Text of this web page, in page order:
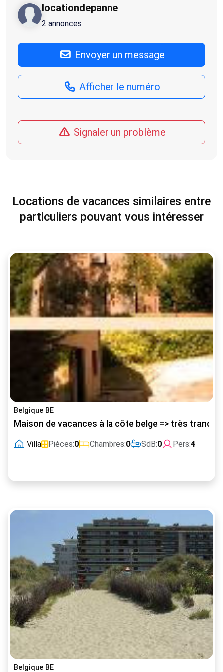
locationdepanne
2 annonces
Envoyer un message
Afficher le numéro
Signaler un problème
Locations de vacances similaires entre
particuliers pouvant vous intéresser
Belgique BE
Maison de vacances à la côte belge => très tranquil
Villa Pièces:0 Chambres:0 SdB:0 Pers:4
Belgique BE